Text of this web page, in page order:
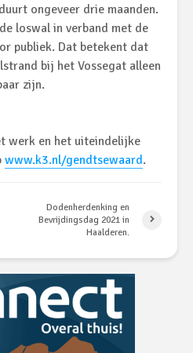
ongeveer drie maanden.
loswal in verband met de
publiek. Dat betekent dat
bij het Vossegat alleen
zijn.
werk en het uiteindelijke
www.k3.nl/gendtsewaard.
Dodenherdenking en
Bevrijdingsdag 2021 in
Haalderen.